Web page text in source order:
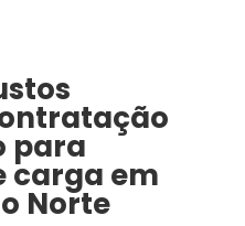
para
carga em
Norte